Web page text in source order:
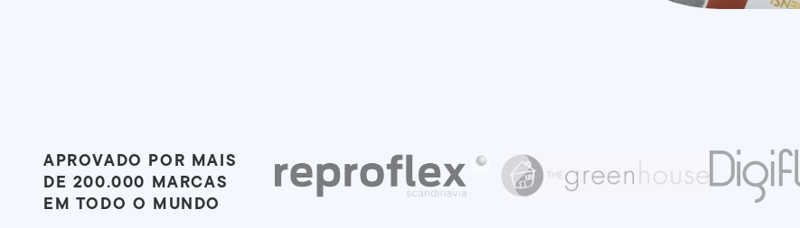
APROVADO POR MAIS
DE 200.000 MARCAS
EM TODO O MUNDO